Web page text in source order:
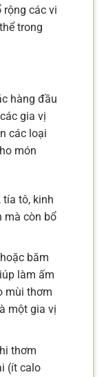
các vi
trong
hàng đầu
gia vị
các loại
món
tô, kinh
mà còn bổ
băm
làm ấm
mùi thơm
một gia vị
thơm
(ít calo